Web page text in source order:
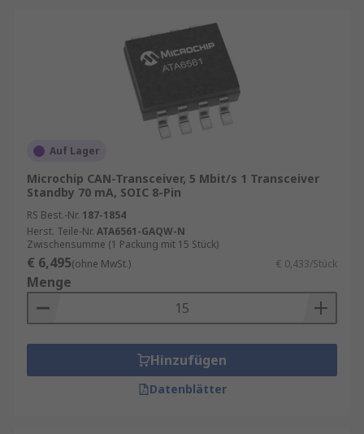
Auf Lager
Microchip CAN-Transceiver, 5 Mbit/s 1 Transceiver
Standby 70 mA, SOIC 8-Pin
RS Best.-Nr. 187-1854
Herst. Teile-Nr. ATA6561-GAQW-N
Zwischensumme (1 Packung mit 15 Stück)
€ 6,495(ohne MwSt.) € 0,433/Stück
Menge
Hinzufügen
Datenblätter